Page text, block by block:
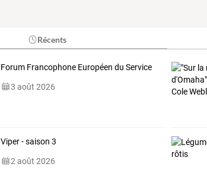
Récents
Forum Francophone Européen du Service
3 août 2026
Viper - saison 3
2 août 2026